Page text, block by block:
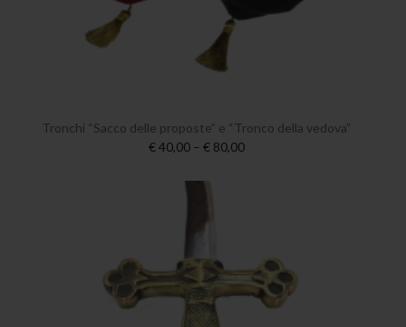
Tronchi “Sacco delle proposte” e “Tronco della vedova”
€ 40,00 – € 80,00